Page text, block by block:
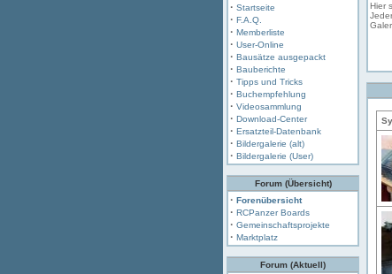
· Startseite
· F.A.Q.
· Memberliste
· User-Online
· Bausätze ausgepackt
· Bauberichte
· Tipps und Tricks
· Buchempfehlung
· Videosammlung
· Download-Center
· Ersatzteil-Datenbank
· Bildergalerie (alt)
· Bildergalerie (User)
Forum (Übersicht)
· Forenübersicht
· RCPanzer Boards
· Gemeinschaftsprojekte
· Marktplatz
Forum (Aktuell)
Hier